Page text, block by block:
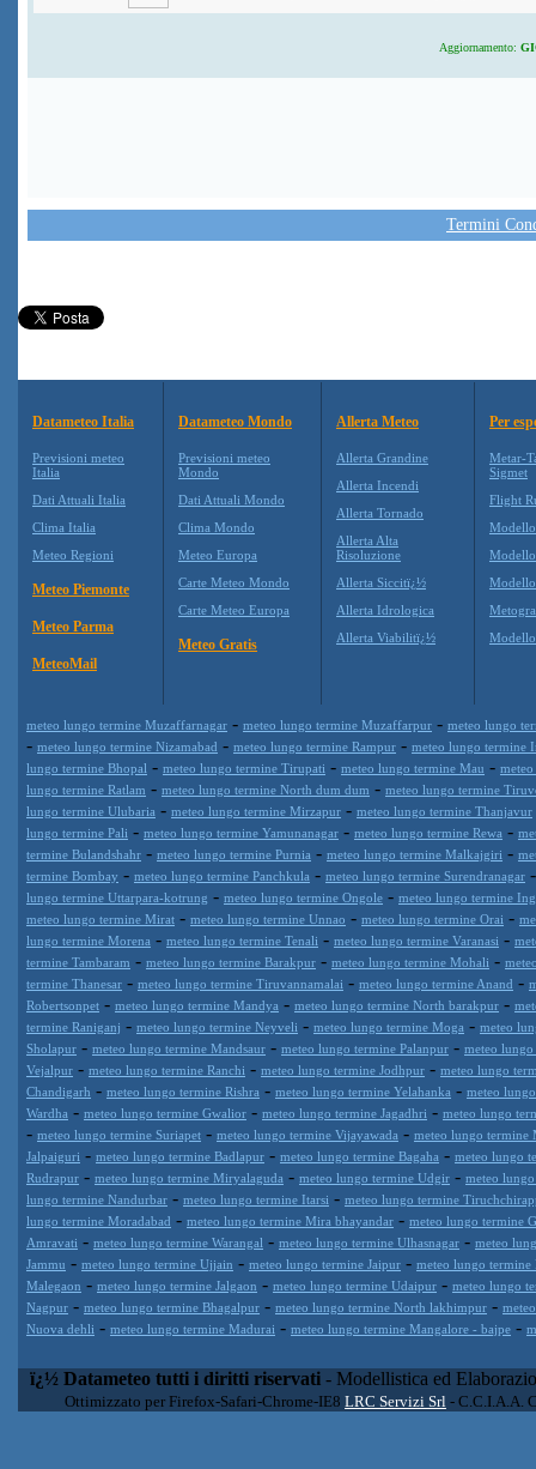
Aggiornamento:
Termini
Datameteo Italia
Previsioni meteo
Italia
Dati Attuali Italia
Clima Italia
Meteo Regioni
Meteo Piemonte
Meteo Parma
MeteoMail
Datameteo Mondo
Previsioni meteo
Mondo
Dati Attuali Mondo
Clima Mondo
Meteo Europa
Carte Meteo Mondo
Carte Meteo Europa
Meteo Gratis
Allerta Meteo
Allerta Grandine
Allerta Incendi
Allerta Tornado
Allerta Alta
Risoluzione
Allerta Siccitï¿½
Allerta Idrologica
Allerta Viabilitï¿½
Per
Metar-
Sigmet
Flight
Modello
meteo lungo termine Muzaffarnagar - meteo lungo termine Muzaffarpur - meteo lungo
- meteo lungo termine Nizamabad - meteo lungo termine Rampur - meteo lungo termine
lungo termine Bhopal - meteo lungo termine Tirupati - meteo lungo termine Mau -
lungo termine Ratlam - meteo lungo termine North dum dum - meteo lungo termine
lungo termine Ulubaria - meteo lungo termine Mirzapur - meteo lungo termine Thanjavur
lungo termine Pali - meteo lungo termine Yamunanagar - meteo lungo termine Rewa -
termine Bulandshahr - meteo lungo termine Purnia - meteo lungo termine Malkajgiri -
termine Bombay - meteo lungo termine Panchkula - meteo lungo termine Surendranagar
lungo termine Uttarpara-kotrung - meteo lungo termine Ongole - meteo lungo termine
meteo lungo termine Mirat - meteo lungo termine Unnao - meteo lungo termine Orai -
lungo termine Morena - meteo lungo termine Tenali - meteo lungo termine Varanasi -
termine Tambaram - meteo lungo termine Barakpur - meteo lungo termine Mohali -
termine Thanesar - meteo lungo termine Tiruvannamalai - meteo lungo termine Anand -
Robertsonpet - meteo lungo termine Mandya - meteo lungo termine North barakpur -
termine Raniganj - meteo lungo termine Neyveli - meteo lungo termine Moga - meteo
Sholapur - meteo lungo termine Mandsaur - meteo lungo termine Palanpur - meteo
Vejalpur - meteo lungo termine Ranchi - meteo lungo termine Jodhpur - meteo lungo
Chandigarh - meteo lungo termine Rishra - meteo lungo termine Yelahanka - meteo
Wardha - meteo lungo termine Gwalior - meteo lungo termine Jagadhri - meteo lungo
- meteo lungo termine Suriapet - meteo lungo termine Vijayawada - meteo lungo termine
Jalpaiguri - meteo lungo termine Badlapur - meteo lungo termine Bagaha - meteo lungo
Rudrapur - meteo lungo termine Miryalaguda - meteo lungo termine Udgir - meteo
lungo termine Nandurbar - meteo lungo termine Itarsi - meteo lungo termine
lungo termine Moradabad - meteo lungo termine Mira bhayandar - meteo lungo termine
Amravati - meteo lungo termine Warangal - meteo lungo termine Ulhasnagar - meteo
Jammu - meteo lungo termine Ujjain - meteo lungo termine Jaipur - meteo lungo termine
Malegaon - meteo lungo termine Jalgaon - meteo lungo termine Udaipur - meteo lungo
Nagpur - meteo lungo termine Bhagalpur - meteo lungo termine North lakhimpur -
Nuova dehli - meteo lungo termine Madurai - meteo lungo termine Mangalore - bajpe -
ï¿½ Datameteo tutti i diritti riservati - Modellistica ed
Ottimizzato per Firefox-Safari-Chrome-IE8 LRC Servizi Srl - C.C.I.A.A.